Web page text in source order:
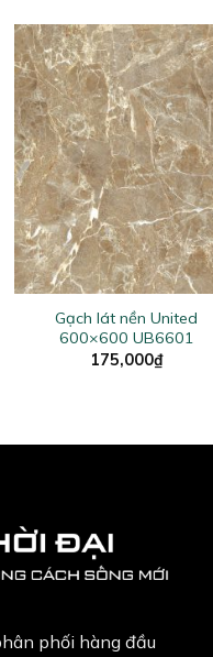
+
Gạch lát nền United
600×600 UB6601
175,000₫
phối hàng đầu